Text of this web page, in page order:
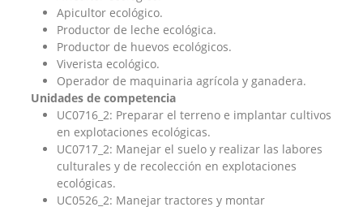
Apicultor ecológico.
Productor de leche ecológica.
Productor de huevos ecológicos.
Viverista ecológico.
Operador de maquinaria agrícola y ganadera.
Unidades de competencia
UC0716_2: Preparar el terreno e implantar cultivos
en explotaciones ecológicas.
UC0717_2: Manejar el suelo y realizar las labores
culturales y de recolección en explotaciones
ecológicas.
UC0526_2: Manejar tractores y montar